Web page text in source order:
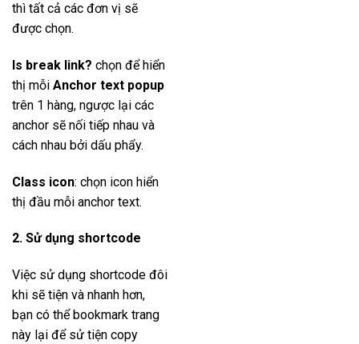
thì tất cả các đơn vị sẽ
được chọn.
Is break link? chọn để hiển
thị mỗi Anchor text popup
trên 1 hàng, ngược lại các
anchor sẽ nối tiếp nhau và
cách nhau bởi dấu phẩy.
Class icon: chọn icon hiển
thị đầu mỗi anchor text.
2. Sử dụng shortcode
Việc sử dụng shortcode đôi
khi sẽ tiện và nhanh hơn,
bạn có thể bookmark trang
này lại để sử tiện copy